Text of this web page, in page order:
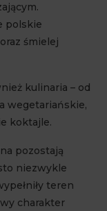
polskie
śmielej
kulinaria – od
wegetariańskie,
koktajle.
pozostają
niezwykle
teren
charakter